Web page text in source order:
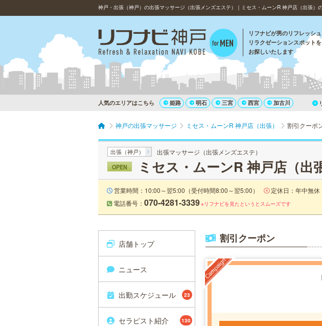
リフナビが男のリフレッシ
リラクゼーションスポットを
お探しいたします
人気のエリアはこちら 姫路 明石 三宮 西宮 加古川
神戸の出張マッサージ ミセス・ムーンR 神戸店（出張） 割引クーポ
出張（神戸） 出張マッサージ（出張メンズエステ）
OPEN ミセス・ムーンR 神戸店（出
営業時間：10:00～翌5:00（受付時間8:00～翌5:00） 定休日：年中無休
電話番号： 070-4281-3339※リフナビを見たというとスムーズです
店舗トップ
ニュース
出勤スケジュール 23
セラピスト紹介 130
割引クーポン